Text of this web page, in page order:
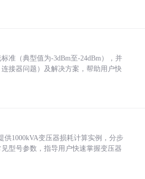
准（典型值为-3dBm至-24dBm），并
接器问题）及解决方案，帮助用户快
供1000kVA变压器损耗计算实例，分步
型号参数，指导用户快速掌握变压器